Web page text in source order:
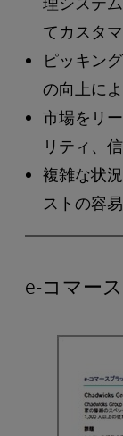
てカスタ
ピッキン
の向上に
市場をリ
リティ、
複雑な状
ストの容
e-コマー